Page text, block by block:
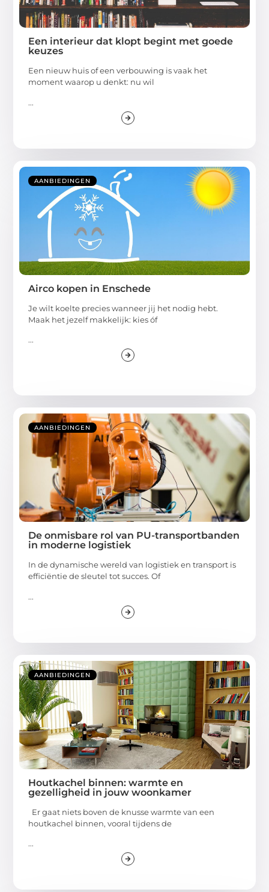
Een interieur dat klopt begint met goede
keuzes
Een nieuw huis of een verbouwing is vaak het
moment waarop u denkt: nu wil
...
AANBIEDINGEN
Airco kopen in Enschede
Je wilt koelte precies wanneer jij het nodig hebt.
Maak het jezelf makkelijk: kies óf
...
AANBIEDINGEN
De onmisbare rol van PU-transportbanden
in moderne logistiek
In de dynamische wereld van logistiek en transport is
efficiëntie de sleutel tot succes. Of
...
AANBIEDINGEN
Houtkachel binnen: warmte en
gezelligheid in jouw woonkamer
Er gaat niets boven de knusse warmte van een
houtkachel binnen, vooral tijdens de
...